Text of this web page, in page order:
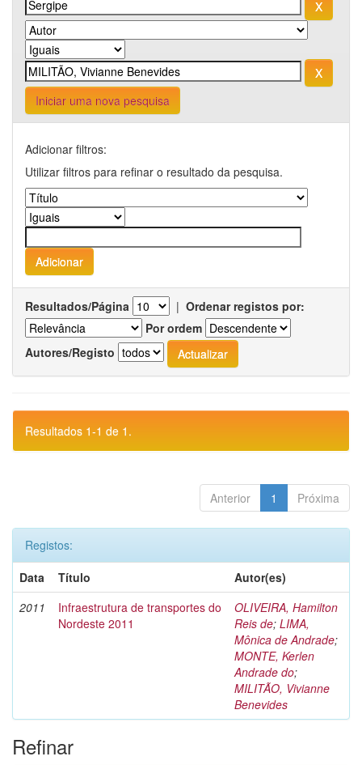
Iniciar uma nova pesquisa
Adicionar filtros:
Utilizar filtros para refinar o resultado da pesquisa.
Resultados/Página | Ordenar registos por:
Por ordem
Autores/Registo
Resultados 1-1 de 1.
Anterior 1 Próxima
Registos:
Data
Título
Autor(es)
2011
Infraestrutura de transportes do
Nordeste 2011
OLIVEIRA, Hamilton
Reis de; LIMA,
Mônica de Andrade;
MONTE, Kerlen
Andrade do;
MILITÃO, Vivianne
Benevides
Refinar